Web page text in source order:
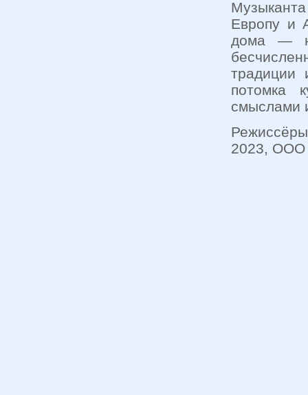
Европу и
дома —
традиции
потомка
смыслами
2023,